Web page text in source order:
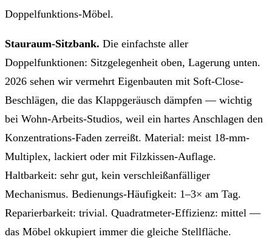
Doppelfunktions-Möbel.
Stauraum-Sitzbank. Die einfachste aller
Doppelfunktionen: Sitzgelegenheit oben, Lagerung unten.
2026 sehen wir vermehrt Eigenbauten mit Soft-Close-
Beschlägen, die das Klappgeräusch dämpfen — wichtig
bei Wohn-Arbeits-Studios, weil ein hartes Anschlagen den
Konzentrations-Faden zerreißt. Material: meist 18-mm-
Multiplex, lackiert oder mit Filzkissen-Auflage.
Haltbarkeit: sehr gut, kein verschleißanfälliger
Mechanismus. Bedienungs-Häufigkeit: 1–3× am Tag.
Reparierbarkeit: trivial. Quadratmeter-Effizienz: mittel —
das Möbel okkupiert immer die gleiche Stellfläche.